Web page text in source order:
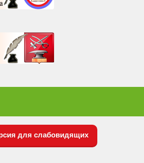
для слабовидящих